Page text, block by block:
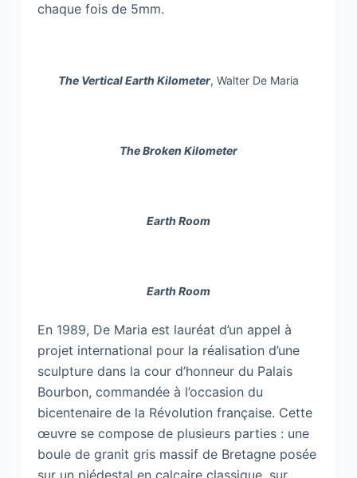
chaque fois de 5mm.
The Vertical Earth Kilometer, Walter De Maria
The Broken Kilometer
Earth Room
Earth Room
En 1989, De Maria est lauréat d’un appel à
projet international pour la réalisation d’une
sculpture dans la cour d’honneur du Palais
Bourbon, commandée à l’occasion du
bicentenaire de la Révolution française. Cette
œuvre se compose de plusieurs parties : une
boule de granit gris massif de Bretagne posée
sur un piédestal en calcaire classique, sur